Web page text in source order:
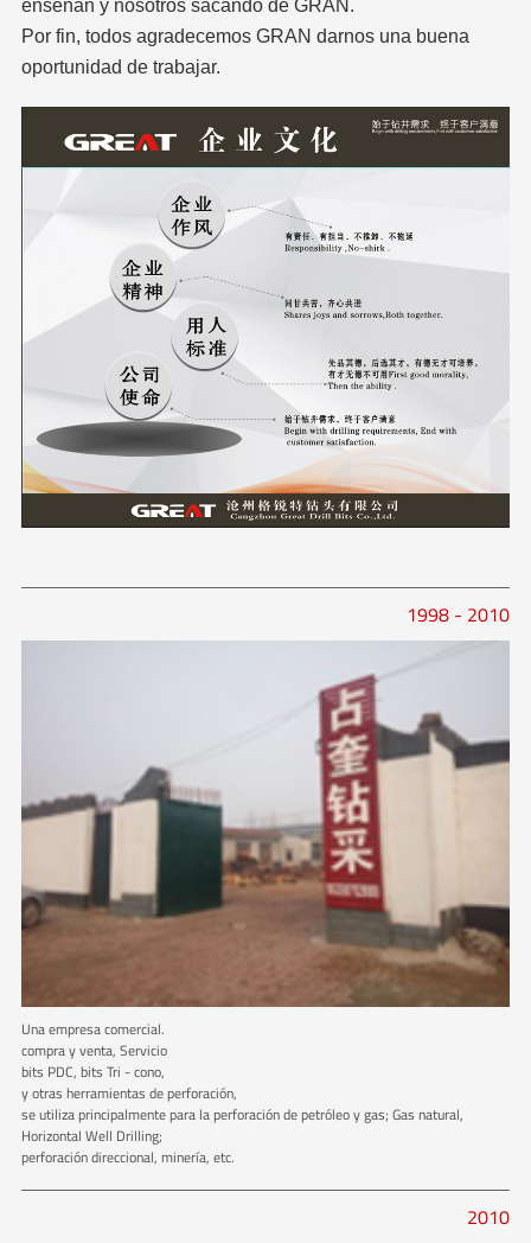
enseñan y nosotros sacando de GRAN.
Por fin, todos agradecemos GRAN darnos una buena
oportunidad de trabajar.
1998 - 2010
Una empresa comercial.
compra y venta, Servicio
bits PDC, bits Tri - cono,
y otras herramientas de perforación,
se utiliza principalmente para la perforación de petróleo y gas; Gas natural,
Horizontal Well Drilling;
perforación direccional, minería, etc.
2010